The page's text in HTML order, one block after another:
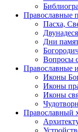
Православные
Пасха,
Дни
Вопросы
Православные
Иконы
Иконы
Иконы
Православный